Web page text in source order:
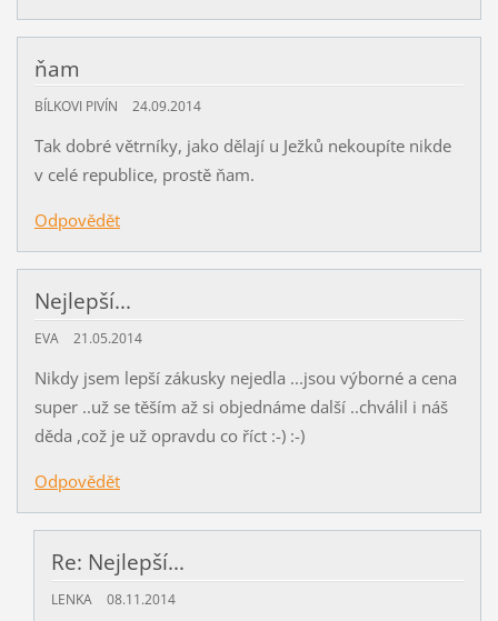
ňam
BÍLKOVI PIVÍN 24.09.2014
Tak dobré větrníky, jako dělají u Ježků nekoupíte nikde
v celé republice, prostě ňam.
Odpovědět
Nejlepší...
EVA 21.05.2014
Nikdy jsem lepší zákusky nejedla ...jsou výborné a cena
super ..už se těším až si objednáme další ..chválil i náš
děda ,což je už opravdu co říct :-) :-)
Odpovědět
Re: Nejlepší...
LENKA 08.11.2014